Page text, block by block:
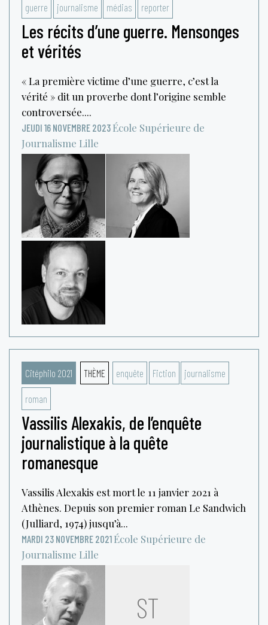
guerre journalisme médias reporter
Les récits d’une guerre. Mensonges
et vérités
« La première victime d’une guerre, c’est la
vérité » dit un proverbe dont l’origine semble
controversée....
JEUDI 16 NOVEMBRE 2023 École Supérieure de
Journalisme Lille
Citéphilo 2021 THÈME enquête Fiction journalisme
roman
Vassilis Alexakis, de l’enquête
journalistique à la quête
romanesque
Vassilis Alexakis est mort le 11 janvier 2021 à
Athènes. Depuis son premier roman Le Sandwich
(Julliard, 1974) jusqu’à...
MARDI 23 NOVEMBRE 2021 École Supérieure de
Journalisme Lille
ST